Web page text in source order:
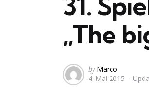
„The
Posted
by
by Marco
4. Mai 2015